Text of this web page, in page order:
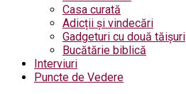
Casa curată
Adicții și vindecări
Gadgeturi cu două tăișuri
Bucătărie biblică
Interviuri
Puncte de Vedere